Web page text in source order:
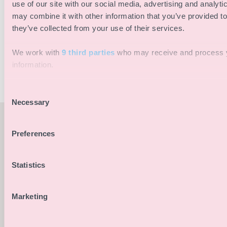
use of our site with our social media, advertising and
may combine it with other information that you’ve provided
they’ve collected from your use of their services.
We work with 9 third parties who may receive and process
information.
Selection
Necessary
Preferences
Statistics
Marketing
planlanması ve üretilmesi için modern, güvenilir ve
üretime hazır bir çözümdür.
iveo'nun arkasındaki insanlar